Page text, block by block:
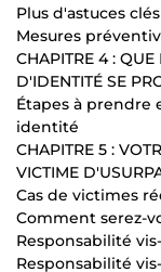
Plus d'astuces clés
Mesures
CHAPITRE 4 :
D'IDENTITÉ SE
Étapes à prendre
identité
CHAPITRE 5 :
VICTIME
Cas de victimes
Comment serez-
Responsabilité
Responsabilité